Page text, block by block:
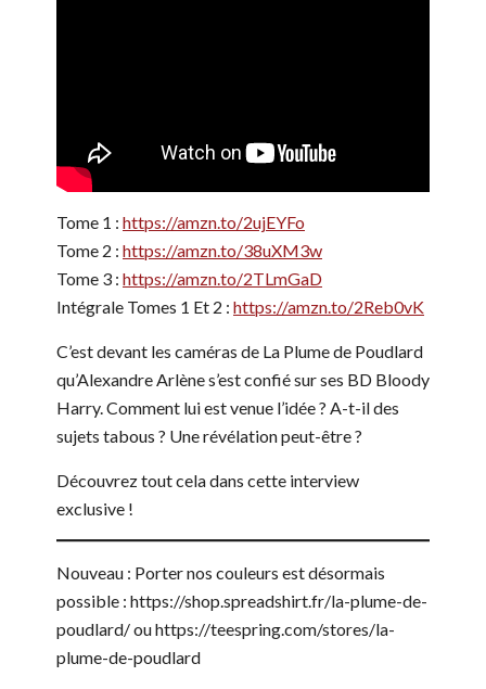
Tome 1 : https://amzn.to/2ujEYFo
Tome 2 : https://amzn.to/38uXM3w
Tome 3 : https://amzn.to/2TLmGaD
Intégrale Tomes 1 Et 2 : https://amzn.to/2Reb0vK
C’est devant les caméras de La Plume de Poudlard
qu’Alexandre Arlène s’est confié sur ses BD Bloody
Harry. Comment lui est venue l’idée ? A-t-il des
sujets tabous ? Une révélation peut-être ?
Découvrez tout cela dans cette interview
exclusive !
Nouveau : Porter nos couleurs est désormais
possible : https://shop.spreadshirt.fr/la-plume-de-
poudlard/ ou https://teespring.com/stores/la-
plume-de-poudlard